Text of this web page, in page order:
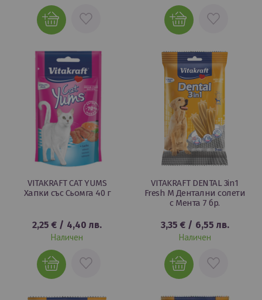
ДОБАВИ
ЛЮБИМИ
ДОБАВИ
ЛЮБИМИ
VITAKRAFT CAT YUMS
Хапки със Сьомга 40 г
2,25 € / 4,40 лв.
Наличен
ДОБАВИ
VITAKRAFT DENTAL 3in1
Fresh M Дентални солети
с Мента 7 бр.
3,35 €/ 6,55 лв.
Наличен
ДОБАВИ